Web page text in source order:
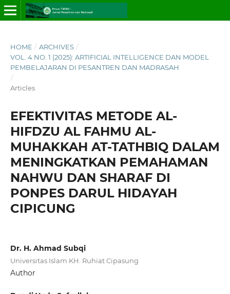
HOME / ARCHIVES /
VOL. 4 NO. 1 (2025): ARTIFICIAL INTELLIGENCE DAN MODEL
PEMBELAJARAN DI PESANTREN DAN MADRASAH
/
Articles
EFEKTIVITAS METODE AL-
HIFDZU AL FAHMU AL-
MUHAKKAH AT-TATHBIQ DALAM
MENINGKATKAN PEMAHAMAN
NAHWU DAN SHARAF DI
PONPES DARUL HIDAYAH
CIPICUNG
Dr. H. Ahmad Subqi
Universitas Islam KH. Ruhiat Cipasung
Author